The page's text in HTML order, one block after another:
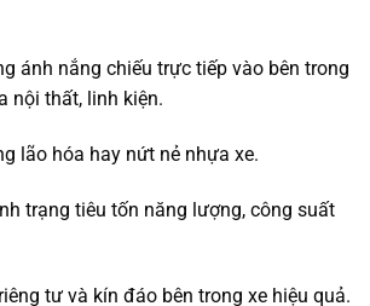
ánh nắng chiếu trực tiếp vào bên trong
nội thất, linh kiện.
lão hóa hay nứt nẻ nhựa xe.
trạng tiêu tốn năng lượng, công suất
tư và kín đáo bên trong xe hiệu quả.